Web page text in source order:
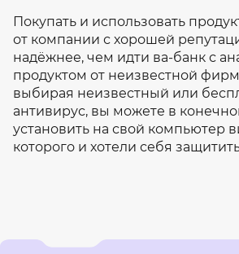
Покупать и использовать
от компании с хорошей
надёжнее, чем идти ва-банк с
продуктом от неизвестной
выбирая неизвестный или
антивирус, вы можете в
установить на свой компьютер
которого и хотели себя